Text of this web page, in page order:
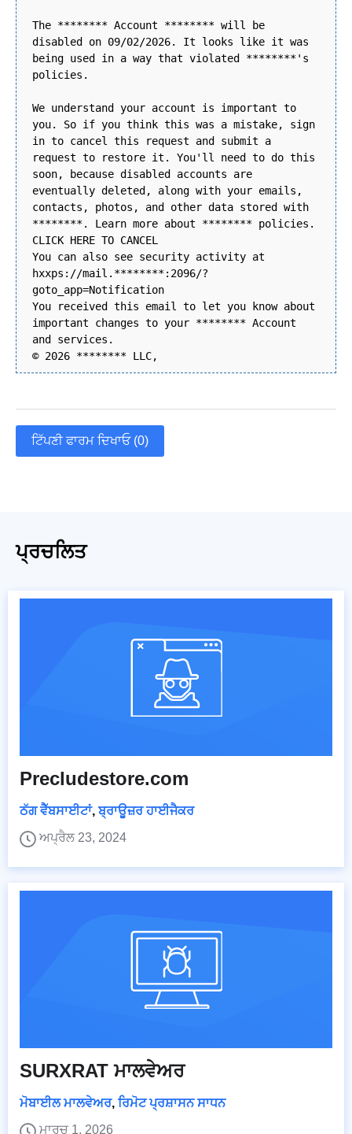
The ******** Account ******** will be
disabled on 09/02/2026. It looks like it was
being used in a way that violated ********'s
policies.
We understand your account is important to
you. So if you think this was a mistake, sign
in to cancel this request and submit a
request to restore it. You'll need to do this
soon, because disabled accounts are
eventually deleted, along with your emails,
contacts, photos, and other data stored with
********. Learn more about ******** policies.
CLICK HERE TO CANCEL
You can also see security activity at
hxxps://mail.********:2096/?
goto_app=Notification
You received this email to let you know about
important changes to your ******** Account
and services.
© 2026 ******** LLC,
ਟਿੱਪਣੀ ਫਾਰਮ ਦਿਖਾਓ (0)
ਪ੍ਰਚਲਿਤ
Precludestore.com
ਠੱਗ ਵੈੱਬਸਾਈਟਾਂ,ਬ੍ਰਾਊਜ਼ਰ ਹਾਈਜੈਕਰ
ਅਪ੍ਰੈਲ 23, 2024
SURXRAT ਮਾਲਵੇਅਰ
ਮੋਬਾਈਲ ਮਾਲਵੇਅਰ, ਰਿਮੋਟ ਪ੍ਰਸ਼ਾਸਨ ਸਾਧਨ
ਮਾਰਚ 1, 2026